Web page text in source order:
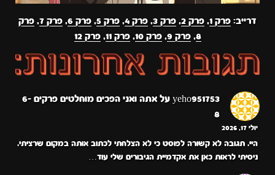
דרייב: פרק 1 , פרק 2 , פרק 3 , פרק 4 , פרק 5 , פרק 6 , פרק 7 , פרק
8
,פרק 9 ,פרק 10 ,פרק 11 ,פרק 12
yeho951753 על
אתה ואני הפכים מוחלטים פרקים 6-
8
יולי 17, 2026
היי. תגובה לא קשורה לפוסט כי לא הצלחתי לכתוב אותה במקום שרציתי.
ניסיתי לראות כאן את אקדמיית הגיבורים שלי עוד…